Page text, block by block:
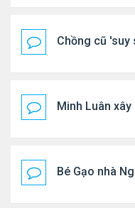
Chồng cũ 'suy
Minh Luân xây
Bé Gạo nhà